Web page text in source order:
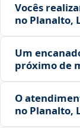
Vocês
no Planalto,
Um
próximo de
O
no Planalto,